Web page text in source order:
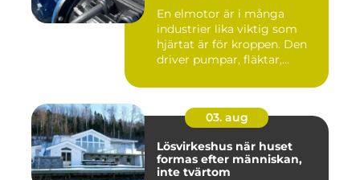
En elmotor är i många
industrier lika viktig som
hjärtat är för kroppen. Den
driver pumpar, fläktar,...
03. aug
Lösvirkeshus när huset
formas efter människan,
inte tvärtom